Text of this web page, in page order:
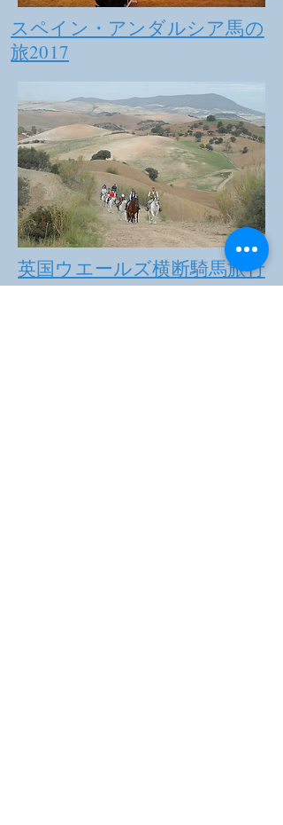
スペイン・アンダルシア馬の
旅2017
英国ウエールズ横断騎馬旅行
Trans Wales Trail2005